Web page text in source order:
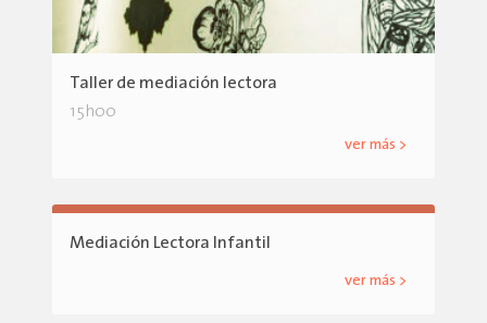
Taller de mediación lectora
15h00
ver más >
Mediación Lectora Infantil
ver más >